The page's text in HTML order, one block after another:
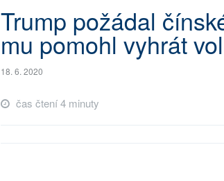
Trump požádal
mu pomohl vyhrát
18. 6. 2020
čas čtení 4 minuty